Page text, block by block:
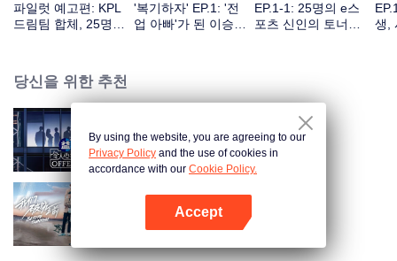
파일럿 예고편: KPL
드림팀 합체, 25명 e
'복기하자' EP.1: '전
업 아빠'가 된 이승현
EP.1-1: 25명의 e스
포츠 신인의 토너먼
생,
당신을 위한 추천
두근두근 오퍼 S6
Before Sunrise
By using the website, you are agreeing to our
Privacy Policy and the use of cookies in
accordance with our Cookie Policy.
Accept